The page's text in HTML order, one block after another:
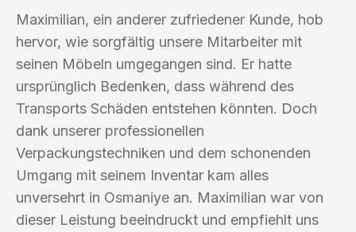
Maximilian, ein anderer zufriedener Kunde, hob
hervor, wie sorgfältig unsere Mitarbeiter mit
seinen Möbeln umgegangen sind. Er hatte
ursprünglich Bedenken, dass während des
Transports Schäden entstehen könnten. Doch
dank unserer professionellen
Verpackungstechniken und dem schonenden
Umgang mit seinem Inventar kam alles
unversehrt in Osmaniye an. Maximilian war von
dieser Leistung beeindruckt und empfiehlt uns